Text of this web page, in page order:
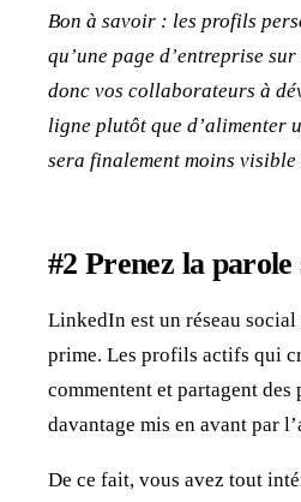
Bon à savoir : les profils
qu’une page d’entreprise
donc vos collaborateurs à
ligne plutôt que d’alimenter
sera finalement moins visible
#2 Prenez la
LinkedIn est un réseau
prime. Les profils actifs qui
commentent et partagent
davantage mis en avant par
De ce fait, vous avez tout